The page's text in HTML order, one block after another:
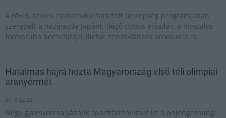
A rövid, színes műsorokkal tarkított ünnepség programjában
szerepelt a házigazda Japánt idéző dobos előadás, a hivatalos
formaruha bemutatója, illetve zenés-táncos produkció is.
Hatalmas hajrá hozta Magyarország első téli olimpiai
aranyérmét
2018.02.22
Négy gyorskorcsolyázónk sporttörténelmet írt a phjongcshangi